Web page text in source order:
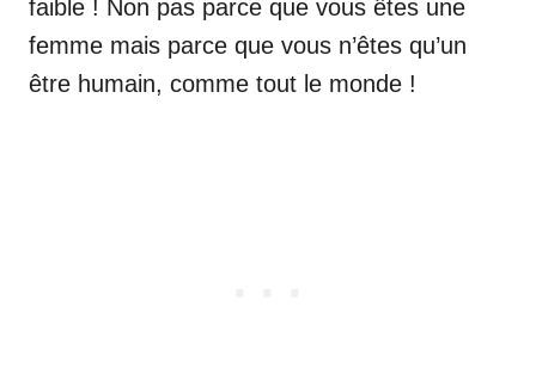
faible ! Non pas parce que vous êtes une
femme mais parce que vous n’êtes qu’un
être humain, comme tout le monde !